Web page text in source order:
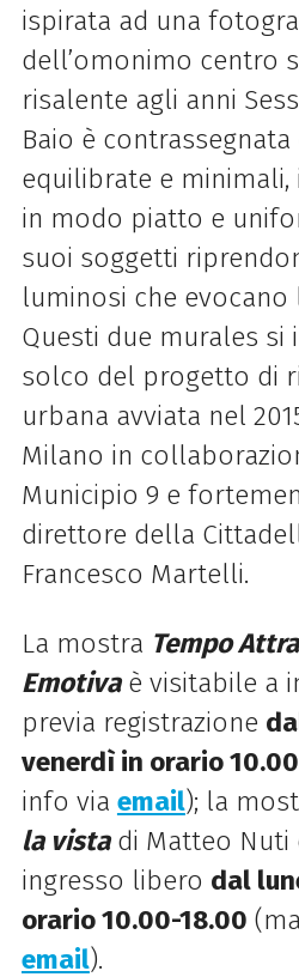
ispirata ad una
dell’omonimo centro
risalente agli anni
Baio è
equilibrate e
in modo piatto e
suoi soggetti
luminosi che evocano
Questi due murales si
solco del progetto di
urbana avviata nel
Milano in
Municipio 9 e
direttore della
Francesco Martelli.
La mostra Tempo
Emotiva è visitabile a
previa registrazione
venerdì in orario
info via email); la
la vistadi Matteo Nuti
ingresso libero dal
orario 10.00-18.00
email).